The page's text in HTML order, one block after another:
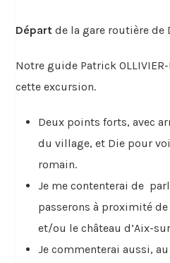
Départ de la gare routière de
Notre guide Patrick
cette excursion.
Deux points forts, avec
du village, et Die pour
romain.
Je me contenterai de
passerons à proximité de
et/ou le château d’Aix-
Je commenterai aussi,